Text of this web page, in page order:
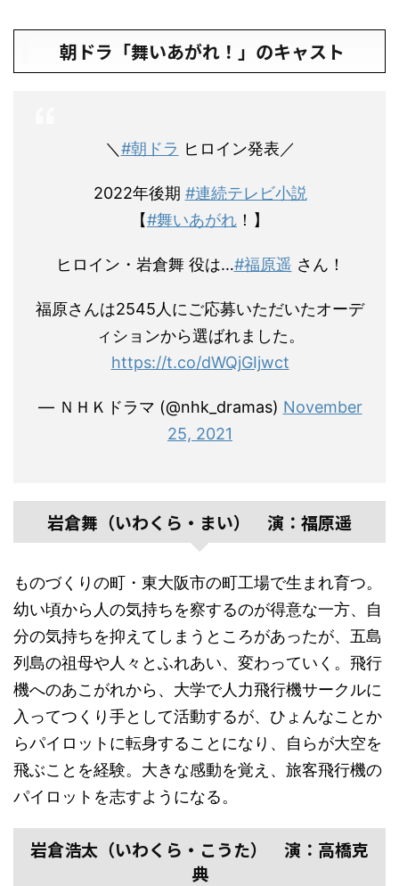
朝ドラ「舞いあがれ！」のキャスト
＼ #朝ドラ ヒロイン発表／
2022年後期 #連続テレビ小説
【#舞いあがれ ！】
ヒロイン・岩倉舞 役は…#福原遥 さん！
福原さんは2545人にご応募いただいたオーデ
ィションから選ばれました。
https://t.co/dWQjGIjwct
— ＮＨＫドラマ (@nhk_dramas) November
25, 2021
岩倉舞（いわくら・まい） 演：福原遥
ものづくりの町・東大阪市の町工場で生まれ育つ。
幼い頃から人の気持ちを察するのが得意な一方、自
分の気持ちを抑えてしまうところがあったが、五島
列島の祖母や人々とふれあい、変わっていく。飛行
機へのあこがれから、大学で人力飛行機サークルに
入ってつくり手として活動するが、ひょんなことか
らパイロットに転身することになり、自らが大空を
飛ぶことを経験。大きな感動を覚え、旅客飛行機の
パイロットを志すようになる。
岩倉浩太（いわくら・こうた） 演：高橋克
典